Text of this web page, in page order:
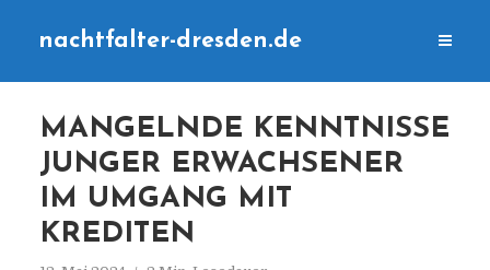
nachtfalter-dresden.de
MANGELNDE KENNTNISSE
JUNGER ERWACHSENER
IM UMGANG MIT
KREDITEN